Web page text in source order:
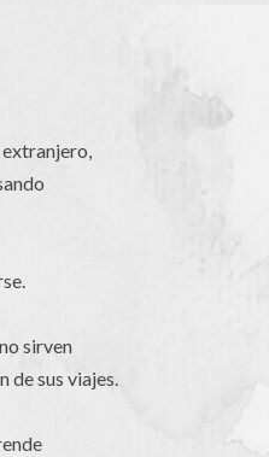
sirven
de sus viajes.